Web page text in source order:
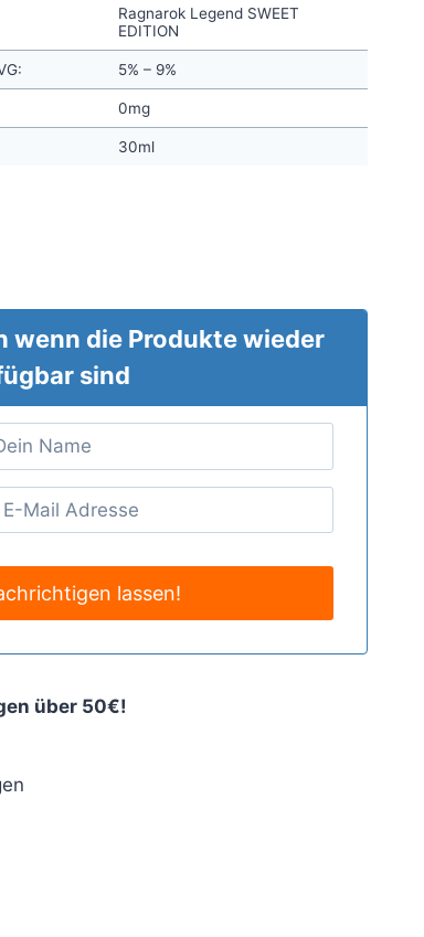
Ragnarok Legend SWEET
EDITION
5% – 9%
0mg
30ml
wenn die Produkte wieder
sind
über 50€!